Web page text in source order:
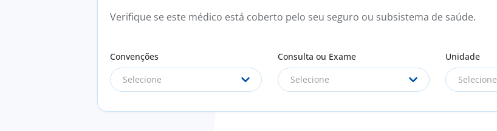
Verifique se este médico está coberto pelo seu seguro ou subsistema de saúde.
Convenções
Selecione
Consulta ou Exame
Selecione
Unidade
Selecione